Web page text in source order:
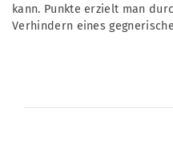
kann. Punkte erzielt man
Verhindern eines